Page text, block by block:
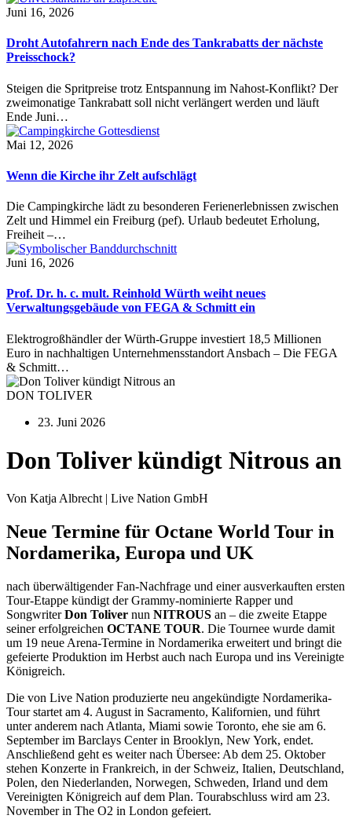
Juni 16, 2026
Droht Autofahrern nach Ende des Tankrabatts der nächste
Preisschock?
Steigen die Spritpreise trotz Entspannung im Nahost-Konflikt? Der
zweimonatige Tankrabatt soll nicht verlängert werden und läuft
Ende Juni…
Mai 12, 2026
Wenn die Kirche ihr Zelt aufschlägt
Die Campingkirche lädt zu besonderen Ferienerlebnissen zwischen
Zelt und Himmel ein Freiburg (pef). Urlaub bedeutet Erholung,
Freiheit –…
Juni 16, 2026
Prof. Dr. h. c. mult. Reinhold Würth weiht neues
Verwaltungsgebäude von FEGA & Schmitt ein
Elektrogroßhändler der Würth-Gruppe investiert 18,5 Millionen
Euro in nachhaltigen Unternehmensstandort Ansbach – Die FEGA
& Schmitt…
DON TOLIVER
23. Juni 2026
Don Toliver kündigt Nitrous an
Von Katja Albrecht | Live Nation GmbH
Neue Termine für Octane World Tour in
Nordamerika, Europa und UK
nach überwältigender Fan-Nachfrage und einer ausverkauften ersten
Tour-Etappe kündigt der Grammy-nominierte Rapper und
SongwriterDon Toliver nun NITROUS an – die zweite Etappe
seiner erfolgreichen OCTANE TOUR. Die Tournee wurde damit
um 19 neue Arena-Termine in Nordamerika erweitert und bringt die
gefeierte Produktion im Herbst auch nach Europa und ins Vereinigte
Königreich.
Die von Live Nation produzierte neu angekündigte Nordamerika-
Tour startet am 4. August in Sacramento, Kalifornien, und führt
unter anderem nach Atlanta, Miami sowie Toronto, ehe sie am 6.
September im Barclays Center in Brooklyn, New York, endet.
Anschließend geht es weiter nach Übersee: Ab dem 25. Oktober
stehen Konzerte in Frankreich, in der Schweiz, Italien, Deutschland,
Polen, den Niederlanden, Norwegen, Schweden, Irland und dem
Vereinigten Königreich auf dem Plan. Tourabschluss wird am 23.
November in The O2 in London gefeiert.